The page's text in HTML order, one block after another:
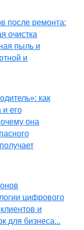
после ремонта:
очистка
пыль и
и
как
и его
она
цифрового
и
для бизнеса...